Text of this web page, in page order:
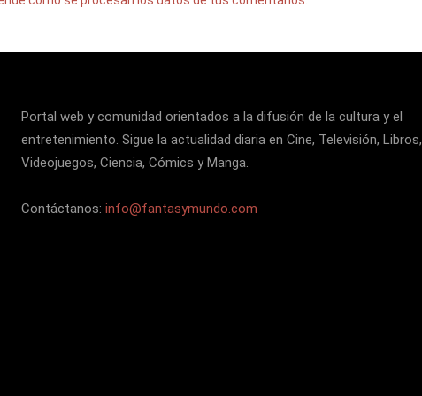
Portal web y comunidad orientados a la difusión de la cultura y el
entretenimiento. Sigue la actualidad diaria en Cine, Televisión, Libros,
Videojuegos, Ciencia, Cómics y Manga.
Contáctanos: info@fantasymundo.com